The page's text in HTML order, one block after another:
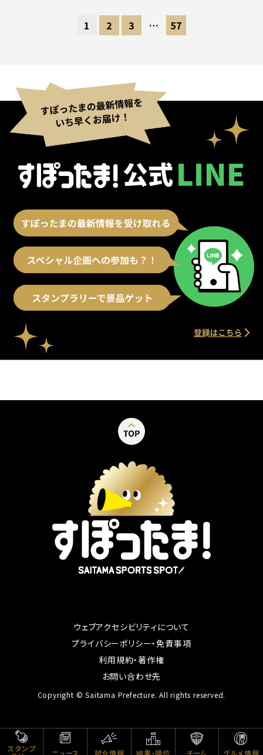
1 2 3 … 57
ウェブアクセシビリティについて
プライバシーポリシー・免責事項別ウィンドウで開く
利用規約・著作権別ウィンドウで開く
お問い合わせ先
Copyright © Saitama Prefecture. All rights reserved.
スタンプ ニュース 試合情報 結果・順位 チーム グルメ情報